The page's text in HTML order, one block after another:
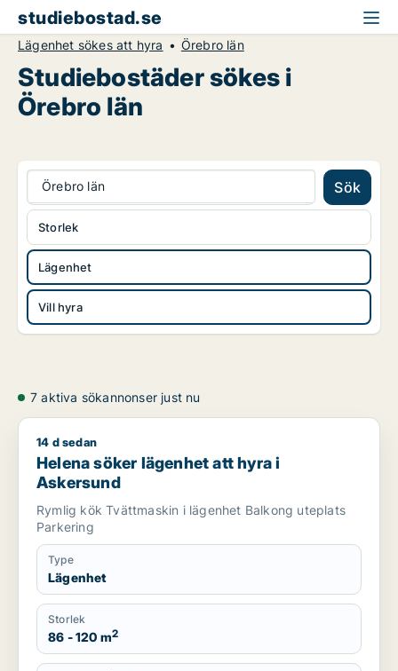
studiebostad.se
Lägenhet sökes att hyra Örebro län
Studiebostäder sökes i
Örebro län
Örebro län Sök
Lägenhet
Vill hyra
Storlek
7 aktiva sökannonser just nu
Helena söker lägenhet att hyra i Askersund
14 d sedan
Helena söker lägenhet att hyra i
Askersund
Rymlig kök Tvättmaskin i lägenhet Balkong uteplats
Parkering
Type
Lägenhet
Storlek
86 - 120 m2